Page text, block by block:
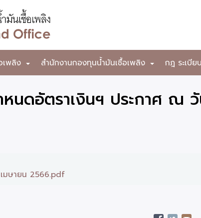
+
เพลิง +
สำนักงานกองทุนน้ำมันเชื้อเพลิง กฎ ระเบี
นดอัตราเงินฯ ประกาศ ณ
มษายน 2566.pdf